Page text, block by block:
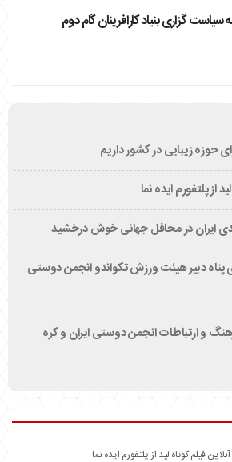
گزاری بنیاد کارافرینان گام دوم
حوزه زیبایی در کشور داریم
از پلتفورم ایده نما
ایران در محافل جهانی خوش درخشید
دبیر هیئت ورزش تکواندو انجمن دوستی
و ارتباطات انجمن دوستی ایران و کره
فیلم کوتاه لید از پلتفورم ایده نما